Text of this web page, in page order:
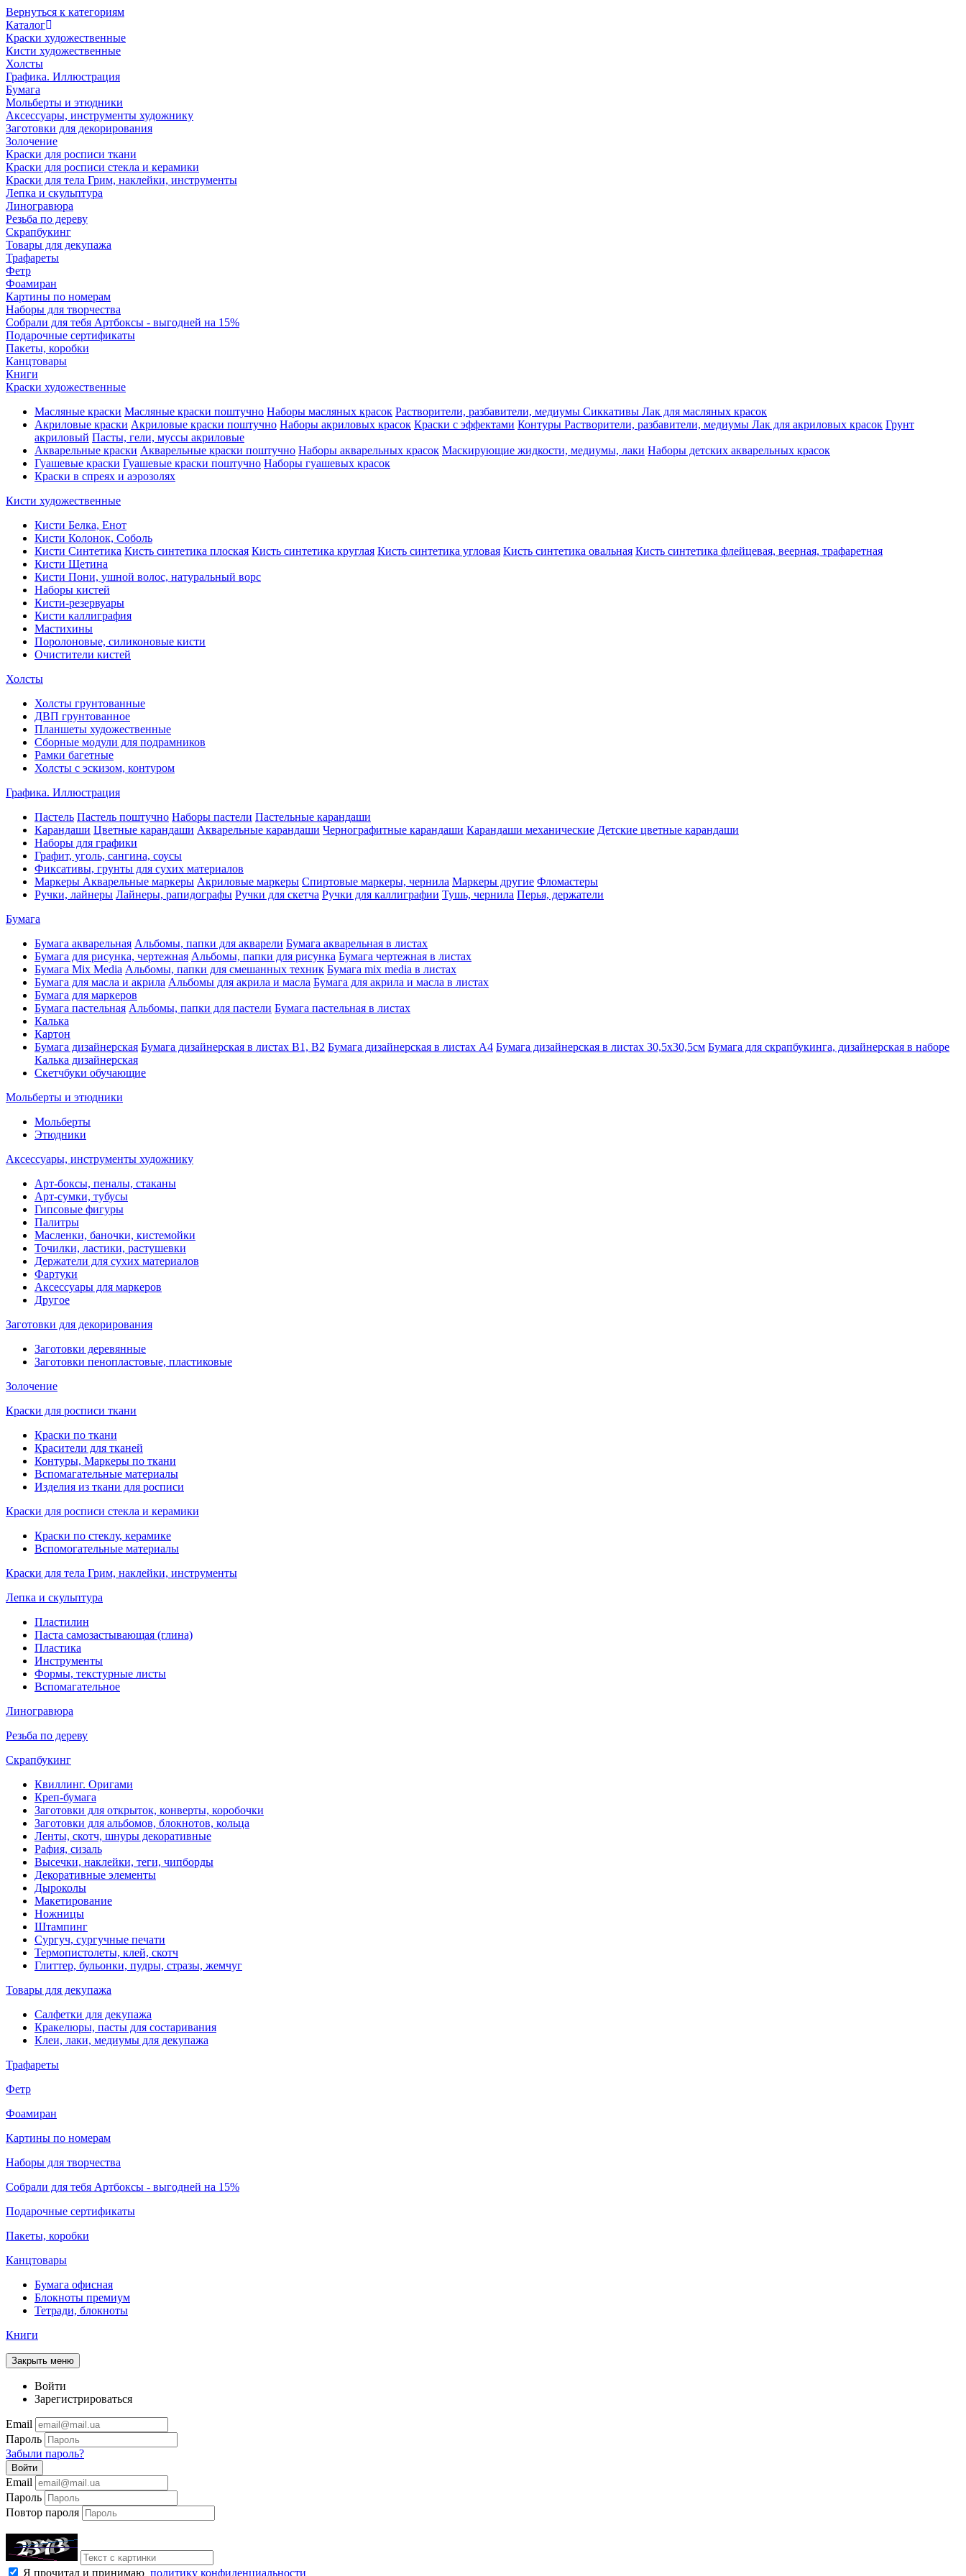
Вернуться к категориям
Каталог
Краски художественные
Кисти художественные
Холсты
Графика. Иллюстрация
Бумага
Мольберты и этюдники
Аксессуары, инструменты художнику
Заготовки для декорирования
Золочение
Краски для росписи ткани
Краски для росписи стекла и керамики
Краски для тела Грим, наклейки, инструменты
Лепка и скульптура
Линогравюра
Резьба по дереву
Скрапбукинг
Товары для декупажа
Трафареты
Фетр
Фоамиран
Картины по номерам
Наборы для творчества
Собрали для тебя Артбоксы - выгодней на 15%
Подарочные сертификаты
Пакеты, коробки
Канцтовары
Книги
Краски художественные
Масляные краски Масляные краски поштучно Наборы масляных красок Растворители, разбавители, медиумы Сиккативы Лак для масляных красок
Акриловые краски Акриловые краски поштучно Наборы акриловых красок Краски с эффектами Контуры Растворители, разбавители, медиумы Лак для акриловых красок Грунт
акриловый Пасты, гели, муссы акриловые
Акварельные краски Акварельные краски поштучно Наборы акварельных красок Маскирующие жидкости, медиумы, лаки Наборы детских акварельных красок
Гуашевые краски Гуашевые краски поштучно Наборы гуашевых красок
Краски в спреях и аэрозолях
Кисти художественные
Кисти Белка, Енот
Кисти Колонок, Соболь
Кисти Синтетика Кисть синтетика плоская Кисть синтетика круглая Кисть синтетика угловая Кисть синтетика овальная Кисть синтетика флейцевая, веерная, трафаретная
Кисти Щетина
Кисти Пони, ушной волос, натуральный ворс
Наборы кистей
Кисти-резервуары
Кисти каллиграфия
Мастихины
Поролоновые, силиконовые кисти
Очистители кистей
Холсты
Холсты грунтованные
ДВП грунтованное
Планшеты художественные
Сборные модули для подрамников
Рамки багетные
Холсты c эскизом, контуром
Графика. Иллюстрация
Пастель Пастель поштучно Наборы пастели Пастельные карандаши
Карандаши Цветные карандаши Акварельные карандаши Чернографитные карандаши Карандаши механические Детские цветные карандаши
Наборы для графики
Графит, уголь, сангина, соусы
Фиксативы, грунты для сухих материалов
Маркеры Акварельные маркеры Акриловые маркеры Спиртовые маркеры, чернила Маркеры другие Фломастеры
Ручки, лайнеры Лайнеры, рапидографы Ручки для скетча Ручки для каллиграфии Тушь, чернила Перья, держатели
Бумага
Бумага акварельная Альбомы, папки для акварели Бумага акварельная в листах
Бумага для рисунка, чертежная Альбомы, папки для рисунка Бумага чертежная в листах
Бумага Mix Media Альбомы, папки для смешанных техник Бумага mix media в листах
Бумага для масла и акрила Альбомы для акрила и масла Бумага для акрила и масла в листах
Бумага для маркеров
Бумага пастельная Альбомы, папки для пастели Бумага пастельная в листах
Калька
Картон
Бумага дизайнерская Бумага дизайнерская в листах В1, В2 Бумага дизайнерская в листах А4 Бумага дизайнерская в листах 30,5х30,5см Бумага для скрапбукинга, дизайнерская в наборе
Калька дизайнерская
Скетчбуки обучающие
Мольберты и этюдники
Мольберты
Этюдники
Аксессуары, инструменты художнику
Арт-боксы, пеналы, стаканы
Арт-сумки, тубусы
Гипсовые фигуры
Палитры
Масленки, баночки, кистемойки
Точилки, ластики, растушевки
Держатели для сухих материалов
Фартуки
Аксессуары для маркеров
Другое
Заготовки для декорирования
Заготовки деревянные
Заготовки пенопластовые, пластиковые
Золочение
Краски для росписи ткани
Краски по ткани
Красители для тканей
Контуры, Маркеры по ткани
Вспомагательные материалы
Изделия из ткани для росписи
Краски для росписи стекла и керамики
Краски по стеклу, керамике
Вспомогательные материалы
Краски для тела Грим, наклейки, инструменты
Лепка и скульптура
Пластилин
Паста самозастывающая (глина)
Пластика
Инструменты
Формы, текстурные листы
Вспомагательное
Линогравюра
Резьба по дереву
Скрапбукинг
Квиллинг. Оригами
Креп-бумага
Заготовки для открыток, конверты, коробочки
Заготовки для альбомов, блокнотов, кольца
Ленты, скотч, шнуры декоративные
Рафия, сизаль
Высечки, наклейки, теги, чипборды
Декоративные элементы
Дыроколы
Макетирование
Ножницы
Штампинг
Сургуч, сургучные печати
Термопистолеты, клей, скотч
Глиттер, бульонки, пудры, стразы, жемчуг
Товары для декупажа
Салфетки для декупажа
Кракелюры, пасты для состаривания
Клеи, лаки, медиумы для декупажа
Трафареты
Фетр
Фоамиран
Картины по номерам
Наборы для творчества
Собрали для тебя Артбоксы - выгодней на 15%
Подарочные сертификаты
Пакеты, коробки
Канцтовары
Бумага офисная
Блокноты премиум
Тетради, блокноты
Книги
Закрыть меню
Войти
Зарегистрироваться
Email
Пароль
Забыли пароль?
Войти
Email
Пароль
Повтор пароля
Я прочитал и принимаю политику конфиденциальности